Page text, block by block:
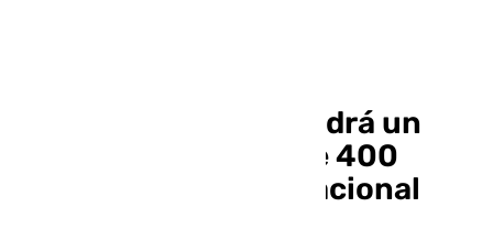
El derbi de Sevilla tendrá un
operativo de cerca de 400
agentes de Policía Nacional